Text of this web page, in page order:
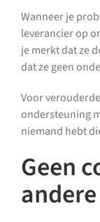
Wanneer je
leverancier op
je merkt dat ze
dat ze geen
Voor
ondersteuning
niemand hebt
Geen